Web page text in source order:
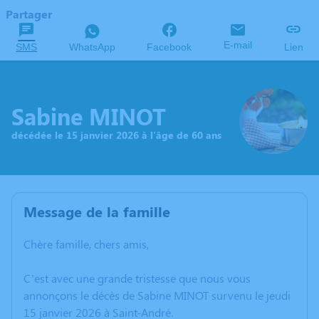
Partager
SMS WhatsApp Facebook E-mail Lien
Sabine MINOT
décédée le 15 janvier 2026 à l'âge de 60 ans
Message de la famille
Chère famille, chers amis,
C’est avec une grande tristesse que nous vous
annonçons le décès de Sabine MINOT survenu le jeudi
15 janvier 2026 à Saint-André.